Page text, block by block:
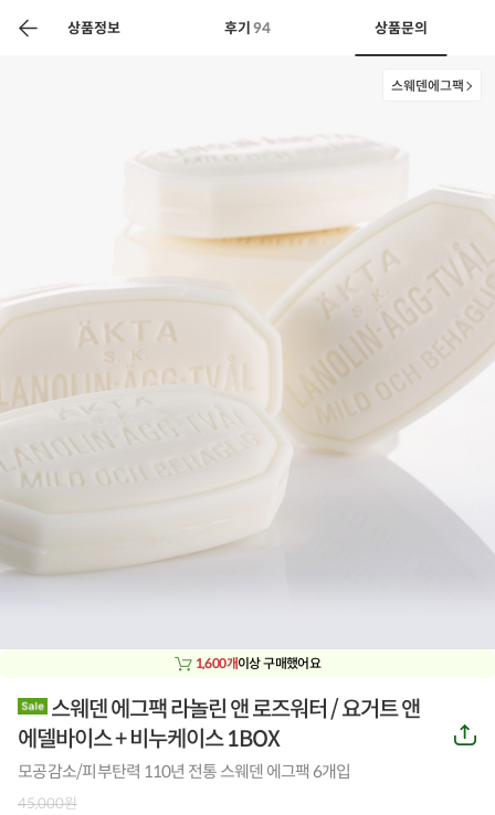
상품정보 후기 94 상품문의
찬들마루 주문/배송 고객센터
스웨덴에그팩
1,600개이상 구매했어요
스웨덴 에그팩 라놀린 앤 로즈워터 / 요거트 앤
에델바이스 + 비누케이스 1BOX
모공감소/피부탄력 110년 전통 스웨덴 에그팩 6개입
45,000원
공
유